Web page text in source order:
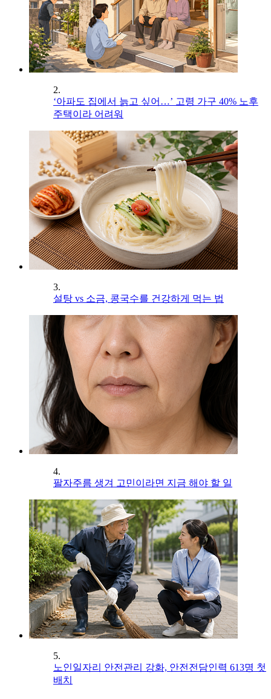
2.
‘아파도 집에서 늙고 싶어…’ 고령 가구 40% 노후
주택이라 어려워
3.
설탕 vs 소금, 콩국수를 건강하게 먹는 법
4.
팔자주름 생겨 고민이라면 지금 해야 할 일
5.
노인일자리 안전관리 강화, 안전전담인력 613명 첫
배치